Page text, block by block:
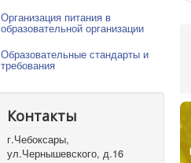
Организация питания в
образовательной организации
Образовательные стандарты и
требования
Контакты
г.Чебоксары,
ул.Чернышевского, д.16